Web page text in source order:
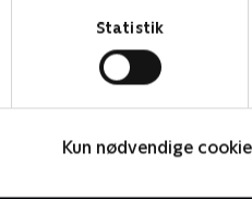
Statistik
Kun nødvendige